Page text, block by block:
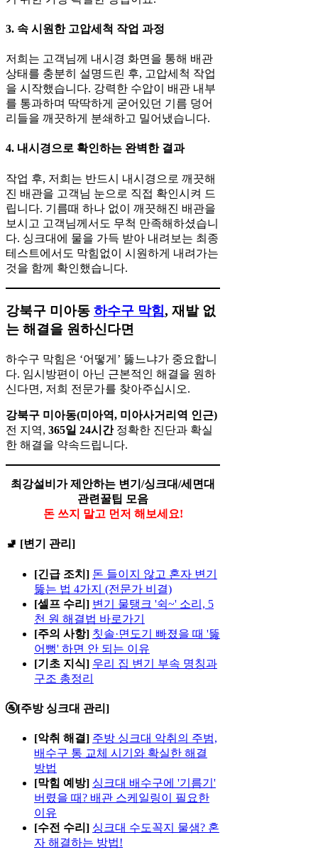
3. 속 시원한 고압세척 작업 과정
저희는 고객님께 내시경 화면을 통해 배관
상태를 충분히 설명드린 후, 고압세척 작업
을 시작했습니다. 강력한 수압이 배관 내부
를 통과하며 딱딱하게 굳어있던 기름 덩어
리들을 깨끗하게 분쇄하고 밀어냈습니다.
4. 내시경으로 확인하는 완벽한 결과
작업 후, 저희는 반드시 내시경으로 깨끗해
진 배관을 고객님 눈으로 직접 확인시켜 드
립니다. 기름때 하나 없이 깨끗해진 배관을
보시고 고객님께서도 무척 만족해하셨습니
다. 싱크대에 물을 가득 받아 내려보는 최종
테스트에서도 막힘없이 시원하게 내려가는
것을 함께 확인했습니다.
강북구 미아동 하수구 막힘, 재발 없
는 해결을 원하신다면
하수구 막힘은 ‘어떻게’ 뚫느냐가 중요합니
다. 임시방편이 아닌 근본적인 해결을 원하
신다면, 저희 전문가를 찾아주십시오.
강북구 미아동(미아역, 미아사거리역 인근)
전 지역, 365일 24시간정확한 진단과 확실
한 해결을 약속드립니다.
최강설비가 제안하는 변기/싱크대/세면대
관련꿀팁 모음
돈 쓰지 말고 먼저 해보세요!
🚽 [변기 관리]
[긴급 조치] 돈 들이지 않고 혼자 변기
뚫는 법 4가지 (전문가 비결)
[셀프 수리] 변기 물탱크 '쉭~' 소리, 5
천 원 해결법 바로가기
[주의 사항] 칫솔·면도기 빠졌을 때 '뚫
어뻥' 하면 안 되는 이유
[기초 지식] 우리 집 변기 부속 명칭과
구조 총정리
🚰[주방 싱크대 관리]
[악취 해결] 주방 싱크대 악취의 주범,
배수구 통 교체 시기와 확실한 해결
방법
[막힘 예방] 싱크대 배수구에 '기름기'
버렸을 때? 배관 스케일링이 필요한
이유
[수전 수리] 싱크대 수도꼭지 물샘? 혼
자 해결하는 방법!